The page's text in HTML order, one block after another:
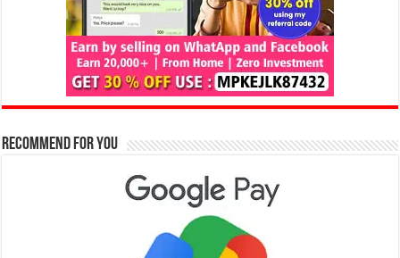
Recommend for You